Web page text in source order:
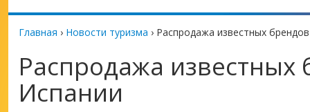
Главная › Новости туризма › Распродажа известных
Распродажа известных
Испании